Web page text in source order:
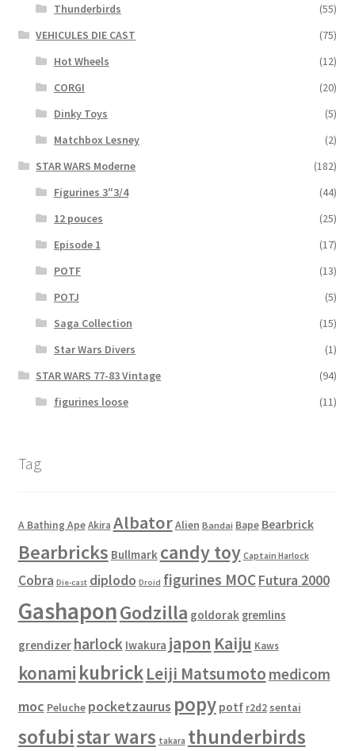
Thunderbirds
(55)
VEHICULES DIE CAST
(75)
Hot Wheels
(12)
CORGI
(20)
Dinky Toys
(5)
Matchbox Lesney
(2)
STAR WARS Moderne
(182)
Figurines 3″3/4
(44)
12 pouces
(25)
Episode 1
(17)
POTF
(13)
POTJ
(5)
Saga Collection
(15)
Star Wars Divers
(1)
STAR WARS 77-83 Vintage
(94)
figurines loose
(11)
Tag
A Bathing Ape Akira AlbatorAlien Bandai Bape Bearbrick
Bearbricks Bullmark candy toy Captain Harlock
Cobra Die-cast diplodo Droid figurines MOCFutura 2000
GashaponGodzilla goldorak gremlins
grendizer harlock Iwakura japon Kaiju Kaws
konami kubrickLeiji Matsumoto medicom
moc Peluche pocketzaurus popy potf r2d2 sentai
sofubistar wars takara thunderbirds